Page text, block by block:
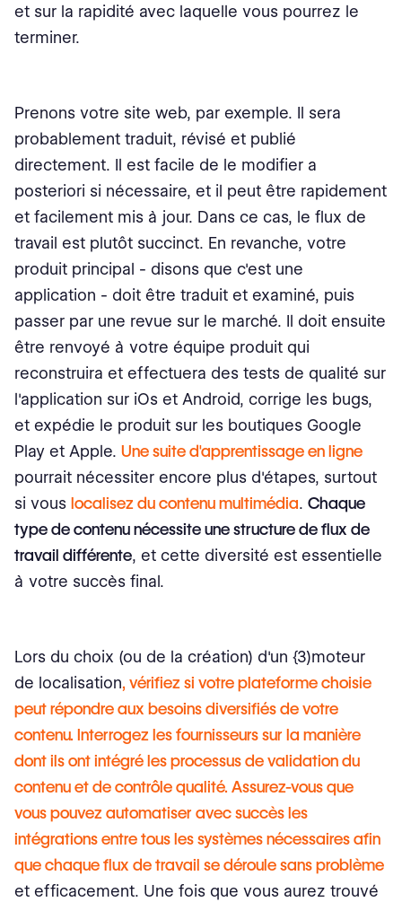
et sur la rapidité avec laquelle vous pourrez le
terminer.
Prenons votre site web, par exemple. Il sera
probablement traduit, révisé et publié
directement. Il est facile de le modifier a
posteriori si nécessaire, et il peut être rapidement
et facilement mis à jour. Dans ce cas, le flux de
travail est plutôt succinct. En revanche, votre
produit principal - disons que c'est une
application - doit être traduit et examiné, puis
passer par une revue sur le marché. Il doit ensuite
être renvoyé à votre équipe produit qui
reconstruira et effectuera des tests de qualité sur
l'application sur iOs et Android, corrige les bugs,
et expédie le produit sur les boutiques Google
Play et Apple. Une suite d'apprentissage en ligne
pourrait nécessiter encore plus d'étapes, surtout
si vous localisez du contenu multimédia. Chaque
type de contenu nécessite une structure de flux de
travail différente, et cette diversité est essentielle
à votre succès final.
Lors du choix (ou de la création) d'un {3)moteur
de localisation, vérifiez si votre plateforme choisie
peut répondre aux besoins diversifiés de votre
contenu. Interrogez les fournisseurs sur la manière
dont ils ont intégré les processus de validation du
contenu et de contrôle qualité. Assurez-vous que
vous pouvez automatiser avec succès les
intégrations entre tous les systèmes nécessairesafin
que chaque flux de travail se déroule sans problème
et efficacement. Une fois que vous aurez trouvé